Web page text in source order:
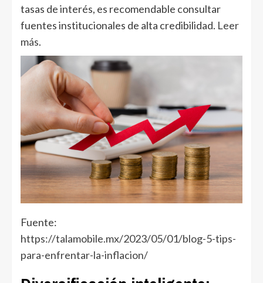
tasas de interés, es recomendable consultar
fuentes institucionales de alta credibilidad. Leer
más.
Fuente:
https://talamobile.mx/2023/05/01/blog-5-tips-
para-enfrentar-la-inflacion/